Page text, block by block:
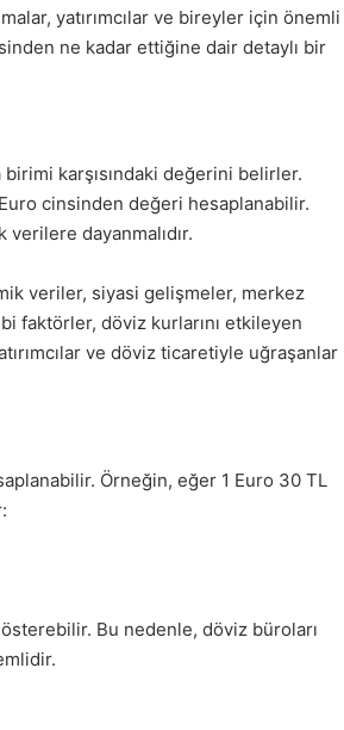
yatırımcılar ve bireyler için önemli
ne kadar ettiğine dair detaylı bir
karşısındaki değerini belirler.
cinsinden değeri hesaplanabilir.
dayanmalıdır.
veriler, siyasi gelişmeler, merkez
faktörler, döviz kurlarını etkileyen
ve döviz ticaretiyle uğraşanlar
Örneğin, eğer 1 Euro 30 TL
Bu nedenle, döviz büroları